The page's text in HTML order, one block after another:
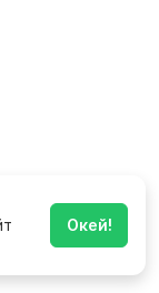
Окей!